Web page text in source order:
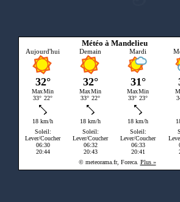
Météo à Mandelieu